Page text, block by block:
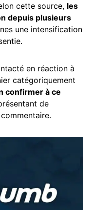
cette source, les
depuis plusieurs
une intensification
en réaction à
catégoriquement
confirmer à ce
de